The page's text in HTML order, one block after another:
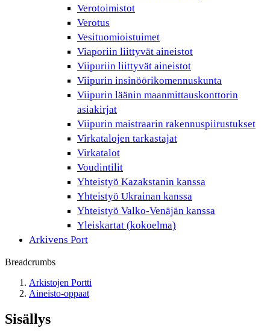
Verotoimistot
Verotus
Vesituomioistuimet
Viaporiin liittyvät aineistot
Viipuriin liittyvät aineistot
Viipurin insinöörikomennuskunta
Viipurin läänin maanmittauskonttorin
asiakirjat
Viipurin maistraarin rakennuspiirustukset
Virkatalojen tarkastajat
Virkatalot
Voudintilit
Yhteistyö Kazakstanin kanssa
Yhteistyö Ukrainan kanssa
Yhteistyö Valko-Venäjän kanssa
Yleiskartat (kokoelma)
Arkivens Port
Breadcrumbs
Arkistojen Portti
Aineisto-oppaat
Sisällys